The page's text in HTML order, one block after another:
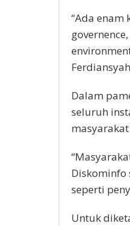
“Ada
Dalam
seluruh
Diskominfo
seperti
Untuk